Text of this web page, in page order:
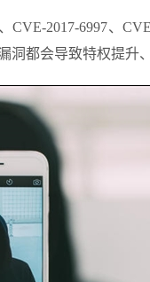
2017-6997、
洞都会导致特权提升